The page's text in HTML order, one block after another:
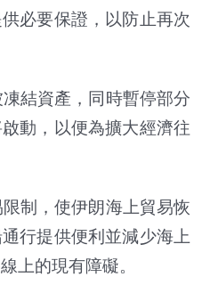
必要保證，以防止再次
結資產，同時暫停部分
動，以便為擴大經濟往
制，使伊朗海上貿易恢
行提供便利並減少海上
上的現有障礙。